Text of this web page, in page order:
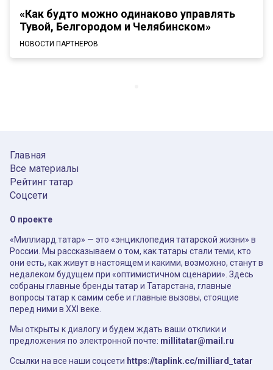
«Как будто можно одинаково управлять
Тувой, Белгородом и Челябинском»
НОВОСТИ ПАРТНЕРОВ
Главная
Все материалы
Рейтинг татар
Соцсети
О проекте
«Миллиард.татар» — это «энциклопедия татарской жизни» в
России. Мы рассказываем о том, как татары стали теми, кто
они есть, как живут в настоящем и какими, возможно, станут в
недалеком будущем при «оптимистичном сценарии». Здесь
собраны главные бренды татар и Татарстана, главные
вопросы татар к самим себе и главные вызовы, стоящие
перед ними в XXI веке.
Мы открыты к диалогу и будем ждать ваши отклики и
предложения по электронной почте: millitatar@mail.ru
Ссылки на все наши соцсети https://taplink.cc/milliard_tatar